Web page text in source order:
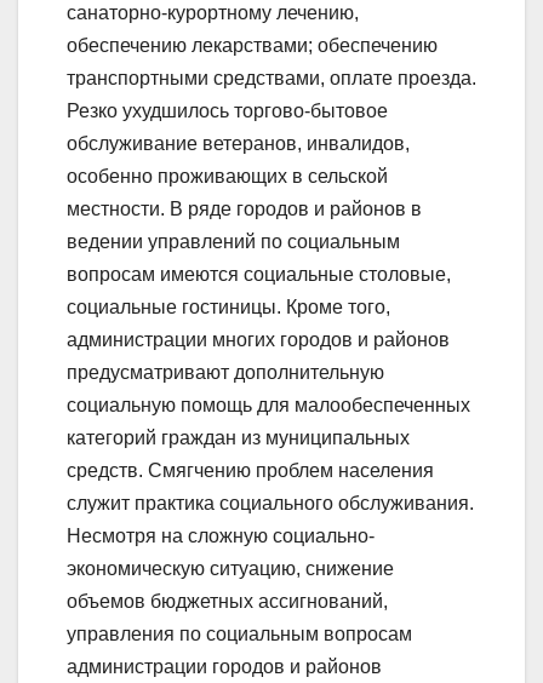
санаторно-курортному лечению,
обеспечению лекарствами; обеспечению
транспортными средствами, оплате проезда.
Резко ухудшилось торгово-бытовое
обслуживание ветеранов, инвалидов,
особенно проживающих в сельской
местности. В ряде городов и районов в
ведении управлений по социальным
вопросам имеются социальные столовые,
социальные гостиницы. Кроме того,
администрации многих городов и районов
предусматривают дополнительную
социальную помощь для малообеспеченных
категорий граждан из муниципальных
средств. Смягчению проблем населения
служит практика социального обслуживания.
Несмотря на сложную социально-
экономическую ситуацию, снижение
объемов бюджетных ассигнований,
управления по социальным вопросам
администрации городов и районов